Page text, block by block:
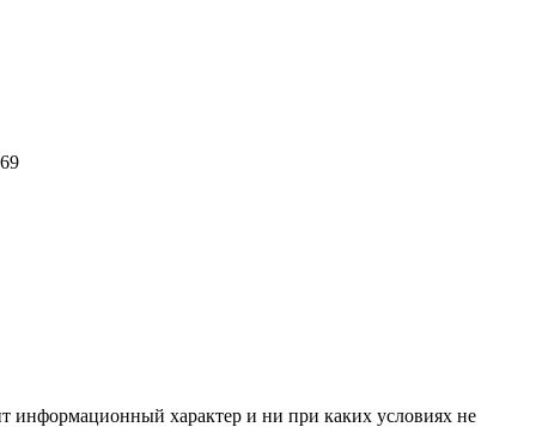
информационный характер и ни при каких условиях не